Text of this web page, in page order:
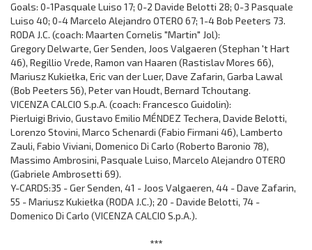
Goals: 0-1Pasquale Luiso 17; 0-2 Davide Belotti 28; 0-3 Pasquale
Luiso 40; 0-4 Marcelo Alejandro OTERO 67; 1-4 Bob Peeters 73.
RODA J.C. (coach: Maarten Cornelis "Martin" Jol):
Gregory Delwarte, Ger Senden, Joos Valgaeren (Stephan 't Hart
46), Regillio Vrede, Ramon van Haaren (Rastislav Mores 66),
Mariusz Kukiełka, Eric van der Luer, Dave Zafarin, Garba Lawal
(Bob Peeters 56), Peter van Houdt, Bernard Tchoutang.
VICENZA CALCIO S.p.A. (coach: Francesco Guidolin):
Pierluigi Brivio, Gustavo Emilio MÉNDEZ Techera, Davide Belotti,
Lorenzo Stovini, Marco Schenardi (Fabio Firmani 46), Lamberto
Zauli, Fabio Viviani, Domenico Di Carlo (Roberto Baronio 78),
Massimo Ambrosini, Pasquale Luiso, Marcelo Alejandro OTERO
(Gabriele Ambrosetti 69).
Y-CARDS:35 - Ger Senden, 41 - Joos Valgaeren, 44 - Dave Zafarin,
55 - Mariusz Kukiełka (RODA J.C.); 20 - Davide Belotti, 74 -
Domenico Di Carlo (VICENZA CALCIO S.p.A.).
***